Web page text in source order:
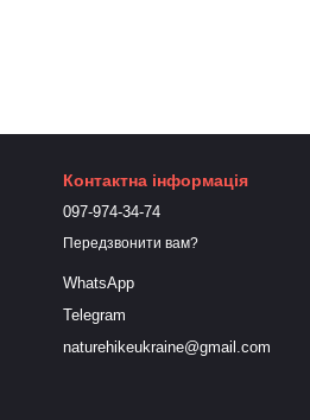
Контактна інформація
097-974-34-74
Передзвонити вам?
WhatsApp
Telegram
naturehikeukraine@gmail.com